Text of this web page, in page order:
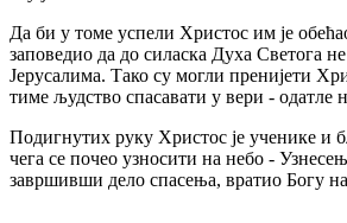
Да би у томе успели Христос им је
заповедио да до силаска Духа Светога не
Јерусалима. Тако су могли пренијети
тиме људство спасавати у вери - одатле
Подигнутих руку Христос је ученике и
чега се почео узносити на небо -
завршивши дело спасења, вратио Богу